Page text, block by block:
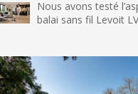
Nous avons testé l’aspirateur
balai sans fil Levoit LVAC-300